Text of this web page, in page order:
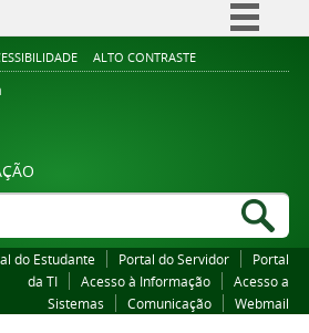
Simplifique!
Legislação
ALTO CONTRASTE
do Estudante Portal do Servidor
Portal
da TI
Acesso à Informação
Acesso a
Sistemas
Comunicação Webmail